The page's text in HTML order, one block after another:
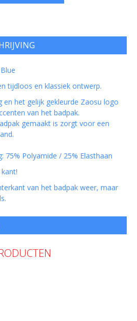
tijdloos en klassiek ontwerp.
en het gelijk gekleurde Zaosu logo
van het badpak.
gemaakt is zorgt voor een
75% Polyamide / 25% Elasthaan
van het badpak weer, maar